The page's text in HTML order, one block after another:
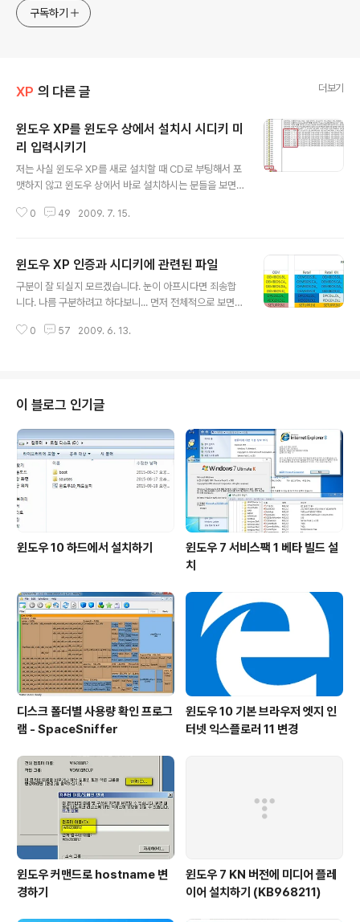
구독하기
XP 의 다른 글 더보기
윈도우 XP를 윈도우 상에서 설치시 시디키 미
리 입력시키기
저는 사실 윈도우 XP를 새로 설치할 때 CD로 부팅해서 포
맷하지 않고 윈도우 상에서 바로 설치하시는 분들을 보면
는 분들이 많다는 사실을 알게 되었습니다. (주로 초보 분
좀 불편할 수도 있죠. 따라서 시디키를 미리 입력시켜 두면
매번 번거롭게 찾아서 타이핑 할 필요가 없어지니 좀 더 편
하게 설치할 수 있지 않을까 생각합니다. 윈도우 XP CD 안
아보시면 WINNT32U.DLL 파일이 있습니다. 이 파일을
0 49 2009. 7. 15.
윈도우 XP 인증과 시디키에 관련된 파일
구분이 잘 되실지 모르겠습니다. 눈이 아프시다면 죄송합
니다. 나름 구분하려고 하다보니... 먼저 전체적으로 보면
니다. 이 4가지 OEM 파일들은 각 제조사마다 고유한 정보
일들은 크게 3가지 버전에 따라 달라진다고 보시면 되겠습
니다. Retail, OEM, Volume 나머지 3개의 파일들은 시
키디 입력, 검사와 관련이 있습니다. 먼저 DPCDLL.DLL
파일과 PIDGEN.DLL 파일은 쌍으로 묶어서 생각하시면
됩니다. OEM 버전과 리테일 버전은 동일한 시디키 검사파
일..
0 57 2009. 6. 13.
이 블로그 인기글
윈도우 10 하드에서 설치하기
윈도우 7 서비스팩 1 베타 빌드 설
치
디스크 폴더별 사용량 확인 프로그
램 - SpaceSniffer
윈도우 10 기본 브라우저 엣지 인
터넷 익스플로러 11 변경
윈도우 커맨드로 hostname 변
경하기
윈도우 7 KN 버전에 미디어 플레
이어 설치하기 (KB968211)